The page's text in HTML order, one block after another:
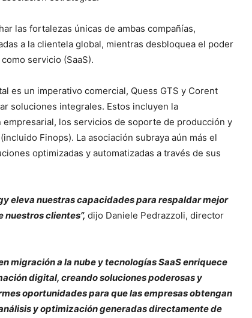
las fortalezas únicas de ambas compañías,
a la clientela global, mientras desbloquea el poder
servicio (SaaS).
es un imperativo comercial, Quess GTS y Corent
soluciones integrales. Estos incluyen la
los servicios de soporte de producción y
Finops). La asociación subraya aún más el
optimizadas y automatizadas a través de sus
eleva nuestras capacidades para respaldar mejor
clientes”, dijo Daniele Pedrazzoli, director
migración a la nube y tecnologías SaaS enriquece
digital, creando soluciones poderosas y
oportunidades para que las empresas obtengan
y optimización generadas directamente de